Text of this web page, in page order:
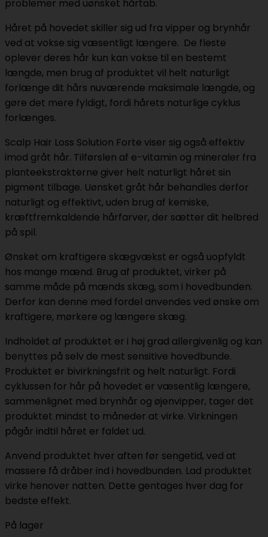
problemer med uønsket hårtab.
Håret på hovedet skiller sig ud fra vipper og brynhår
ved at vokse sig væsentligt længere. De fleste
oplever deres hår kun kan vokse til en bestemt
længde, men brug af produktet vil helt naturligt
forlænge dit hårs nuværende maksimale længde, og
gøre det mere fyldigt, fordi hårets naturlige cyklus
forlænges.
Scalp Hair Loss Solution Forte viser sig også effektiv
imod gråt hår. Tilførslen af e-vitamin og mineraler fra
planteekstrakterne giver helt naturligt håret sin
pigment tilbage. Uønsket gråt hår behandles derfor
naturligt og effektivt, uden brug af kemiske,
kræftfremkaldende hårfarver, der sætter dit helbred
på spil.
Ønsket om kraftigere skægvækst er også uopfyldt
hos mange mænd. Brug af produktet, virker på
samme måde på mænds skæg, som i hovedbunden.
Derfor kan denne med fordel anvendes ved ønske om
kraftigere, mørkere og længere skæg.
Indholdet af produktet er i høj grad allergivenlig og kan
benyttes på selv de mest sensitive hovedbunde.
Produktet er bivirkningsfrit og helt naturligt. Fordi
cyklussen for hår på hovedet er væsentlig længere,
sammenlignet med brynhår og øjenvipper, tager det
produktet mindst to måneder at virke. Virkningen
pågår indtil håret er faldet ud.
Anvend produktet hver aften før sengetid, ved at
massere få dråber ind i hovedbunden. Lad produktet
virke henover natten. Dette gentages hver dag for
bedste effekt.
På lager